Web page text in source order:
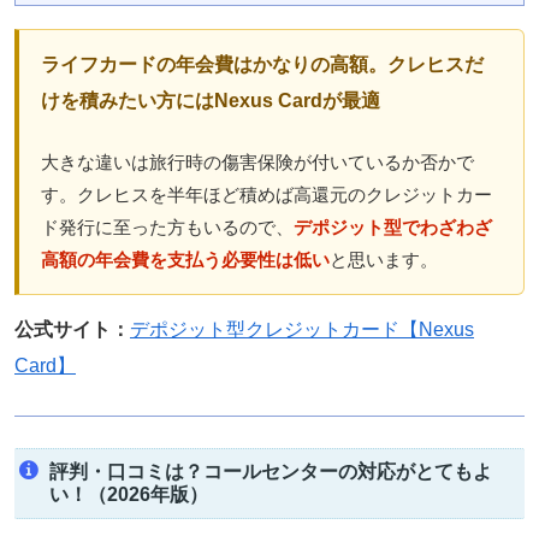
ライフカードの年会費はかなりの高額。クレヒスだ
けを積みたい方にはNexus Cardが最適
大きな違いは旅行時の傷害保険が付いているか否かで
す。クレヒスを半年ほど積めば高還元のクレジットカー
ド発行に至った方もいるので、 デポジット型でわざわざ
高額の年会費を支払う必要性は低いと思います。
公式サイト： デポジット型クレジットカード【Nexus
Card】
評判・口コミは？コールセンターの対応がとてもよ
い！（2026年版）